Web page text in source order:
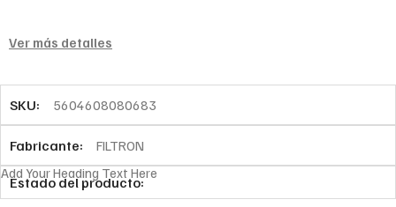
Ver más detalles
SKU: 5604608080683
Fabricante: FILTRON
Estado del producto:
Add Your Heading Text Here